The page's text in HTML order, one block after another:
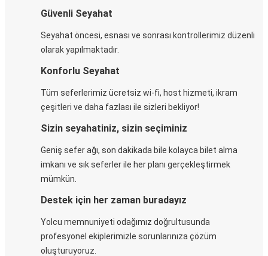
Güvenli Seyahat
Seyahat öncesi, esnası ve sonrası kontrollerimiz düzenli
olarak yapılmaktadır.
Konforlu Seyahat
Tüm seferlerimiz ücretsiz wi-fi, host hizmeti, ikram
çeşitleri ve daha fazlası ile sizleri bekliyor!
Sizin seyahatiniz, sizin seçiminiz
Geniş sefer ağı, son dakikada bile kolayca bilet alma
imkanı ve sık seferler ile her planı gerçekleştirmek
mümkün.
Destek için her zaman buradayız
Yolcu memnuniyeti odağımız doğrultusunda
profesyonel ekiplerimizle sorunlarınıza çözüm
oluşturuyoruz.